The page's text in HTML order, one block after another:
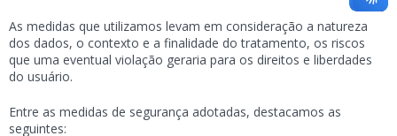
As medidas que utilizamos levam em consideração a natureza
dos dados, o contexto e a finalidade do tratamento, os riscos
que uma eventual violação geraria para os direitos e liberdades
do usuário.
Entre as medidas de segurança adotadas, destacamos as
seguintes: